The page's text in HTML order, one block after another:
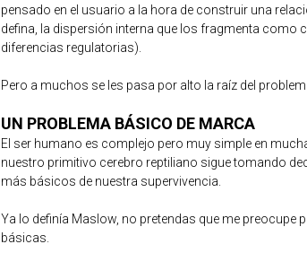
pensado en el usuario a la hora de construir una
defina, la dispersión interna que los fragmenta como
diferencias regulatorias).
Pero a muchos se les pasa por alto la raíz del
UN PROBLEMA BÁSICO DE MARCA
El ser humano es complejo pero muy simple en
nuestro primitivo cerebro reptiliano sigue tomando
más básicos de nuestra supervivencia.
Ya lo definía Maslow, no pretendas que me preocupe
básicas.